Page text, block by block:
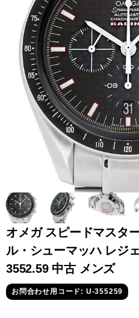
全てのブランドを見
る
ロレ
オーデマピゲ ウブ
グランド
セイコー
オ
オメガ スピードマスタ
ル・シューマッハ レジ
3552.59 中古 メンズ
お問合わせ用コード: U-355259